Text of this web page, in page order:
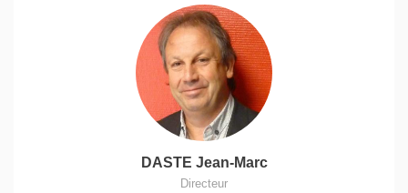
DASTE Jean-Marc
Directeur